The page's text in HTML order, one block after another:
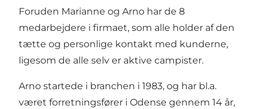
Foruden Marianne og Arno har de 8
medarbejdere i firmaet, som alle holder af den
tætte og personlige kontakt med kunderne,
ligesom de alle selv er aktive campister.
Arno startede i branchen i 1983, og har bl.a.
været forretningsfører i Odense gennem 14 år,